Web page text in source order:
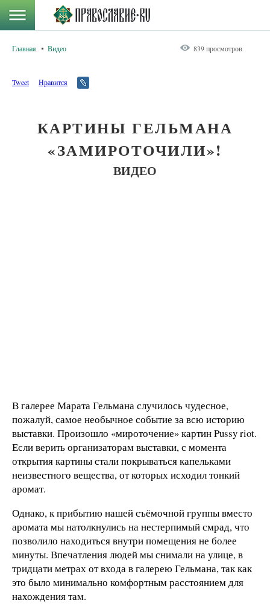
Главная Видео 839 просмотров
Tweet Нравится
КАРТИНЫ ГЕЛЬМАНА
«ЗАМИРОТОЧИЛИ»!
ВИДЕО
В галерее Марата Гельмана случилось чудесное,
пожалуй, самое необычное событие за всю историю
выставки. Произошло «мироточение» картин Pussy riot.
Если верить организаторам выставки, с момента
открытия картины стали покрываться капельками
неизвестного вещества, от которых исходил тонкий
аромат.
Однако, к прибытию нашей съёмочной группы вместо
аромата мы натолкнулись на нестерпимый смрад, что
позволило находиться внутри помещения не более
минуты. Впечатления людей мы снимали на улице, в
тридцати метрах от входа в галерею Гельмана, так как
это было минимально комфортным расстоянием для
нахождения там.